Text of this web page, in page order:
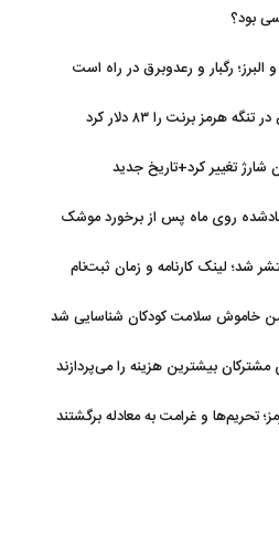
بود؟
رگبار و رعدوبرق در راه است
برنت را ۸۳ دلار کرد
شارژ تغییر کرد+تاریخ جدید
روی ماه پس از برخورد موشک
شد؛ لینک کارنامه و زمان ثبت‌نام
بیشترین هزینه را می‌پردازند